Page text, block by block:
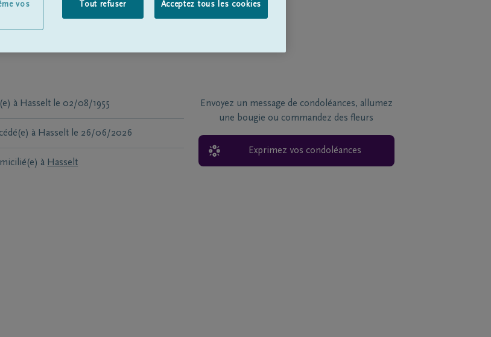
à Hasselt le 02/08/1955
à Hasselt le 26/06/2026
à Hasselt
Envoyez un message de condoléances, allumez
une bougie ou commandez des fleurs
Exprimez vos condoléances
Tout refuser Acceptez tous les cookies
vos